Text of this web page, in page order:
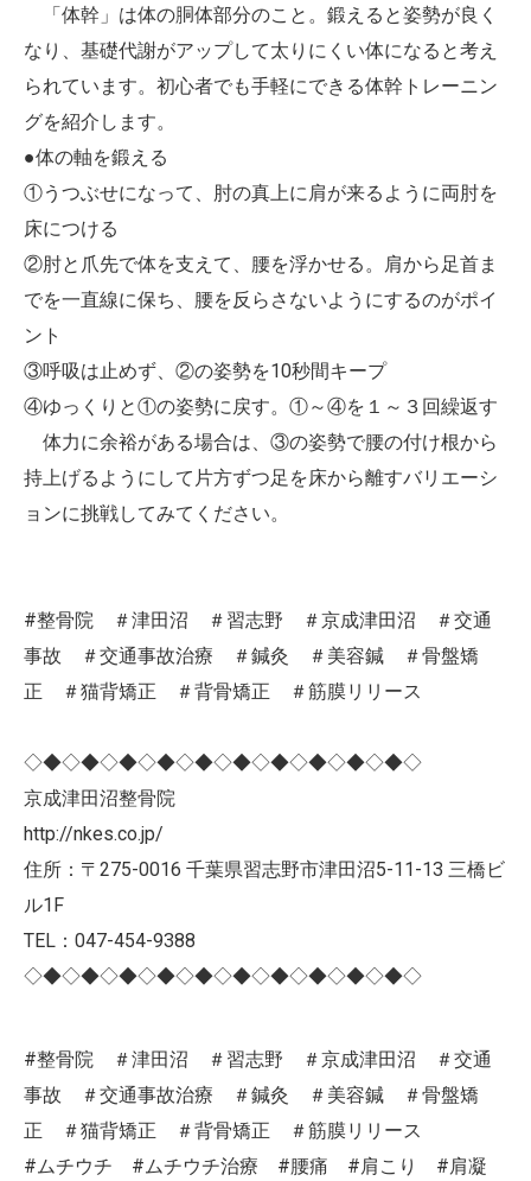
「体幹」は体の胴体部分のこと。鍛えると姿勢が良く
なり、基礎代謝がアップして太りにくい体になると考え
られています。初心者でも手軽にできる体幹トレーニン
グを紹介します。
●体の軸を鍛える
①うつぶせになって、肘の真上に肩が来るように両肘を
床につける
②肘と爪先で体を支えて、腰を浮かせる。肩から足首ま
でを一直線に保ち、腰を反らさないようにするのがポイ
ント
③呼吸は止めず、②の姿勢を10秒間キープ
④ゆっくりと①の姿勢に戻す。①～④を１～３回繰返す
体力に余裕がある場合は、③の姿勢で腰の付け根から
持上げるようにして片方ずつ足を床から離すバリエーシ
ョンに挑戦してみてください。
#整骨院 ＃津田沼 ＃習志野 ＃京成津田沼 ＃交通
事故 ＃交通事故治療 ＃鍼灸 ＃美容鍼 ＃骨盤矯
正 ＃猫背矯正 ＃背骨矯正 ＃筋膜リリース
◇◆◇◆◇◆◇◆◇◆◇◆◇◆◇◆◇◆◇◆◇
京成津田沼整骨院
http://nkes.co.jp/
住所：〒275-0016 千葉県習志野市津田沼5-11-13 三橋ビ
ル1F
TEL：047-454-9388
◇◆◇◆◇◆◇◆◇◆◇◆◇◆◇◆◇◆◇◆◇
#整骨院 ＃津田沼 ＃習志野 ＃京成津田沼 ＃交通
事故 ＃交通事故治療 ＃鍼灸 ＃美容鍼 ＃骨盤矯
正 ＃猫背矯正 ＃背骨矯正 ＃筋膜リリース
#ムチウチ #ムチウチ治療 #腰痛 #肩こり #肩凝